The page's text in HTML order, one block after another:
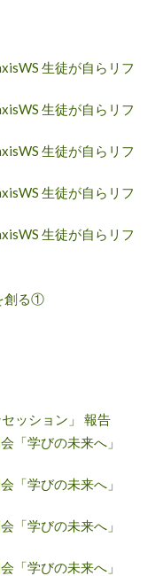
生徒が自らリフ
生徒が自らリフ
生徒が自らリフ
生徒が自らリフ
生徒が自らリフ
創る①
ッション」 報告
「学びの未来へ」
「学びの未来へ」
「学びの未来へ」
「学びの未来へ」